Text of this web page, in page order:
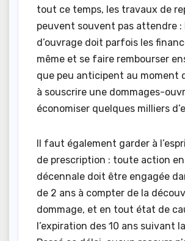
tout ce temps, les travaux de
peuvent souvent pas attendre :
d’ouvrage doit parfois les
même et se faire rembourser
que peu anticipent au moment
à souscrire une dommages-
économiser quelques milliers
Il faut également garder à
de prescription : toute action
décennale doit être engagée
de 2 ans à compter de la
dommage, et en tout état de
l’expiration des 10 ans suivant